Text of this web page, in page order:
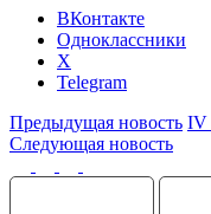
ВКонтакте
Одноклассники
X
Telegram
Предыдущая новость IV
Следующая новость